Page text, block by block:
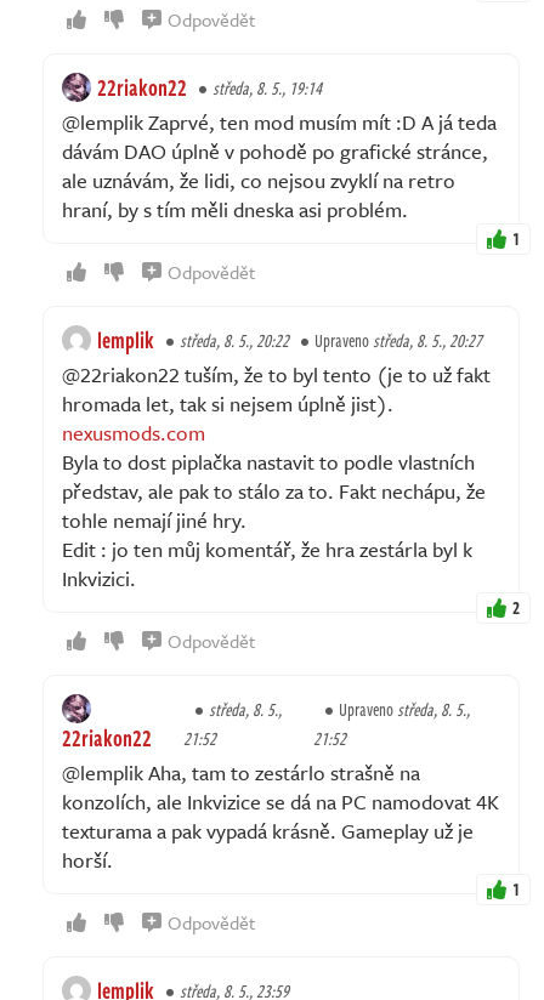
Odpovědět
22riakon22 středa, 8. 5., 19:14
@lemplik Zaprvé, ten mod musím mít :D A já teda
dávám DAO úplně v pohodě po grafické stránce,
ale uznávám, že lidi, co nejsou zvyklí na retro
hraní, by s tím měli dneska asi problém.
1
Odpovědět
lemplik středa, 8. 5., 20:22 Upravenostředa, 8. 5., 20:27
@22riakon22 tuším, že to byl tento (je to už fakt
hromada let, tak si nejsem úplně jist).
nexusmods.com
Byla to dost piplačka nastavit to podle vlastních
představ, ale pak to stálo za to. Fakt nechápu, že
tohle nemají jiné hry.
Edit : jo ten můj komentář, že hra zestárla byl k
Inkvizici.
2
Odpovědět
22riakon22
středa, 8. 5.,
21:52
Upravenostředa, 8. 5.,
21:52
@lemplik Aha, tam to zestárlo strašně na
konzolích, ale Inkvizice se dá na PC namodovat 4K
texturama a pak vypadá krásně. Gameplay už je
horší.
1
Odpovědět
lemplik středa, 8. 5., 23:59